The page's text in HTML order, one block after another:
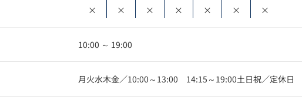
×
×
×
×
×
×
×
10:00 ～ 19:00
月火水木金／10:00～13:00 14:15～19:00土日祝／定休日